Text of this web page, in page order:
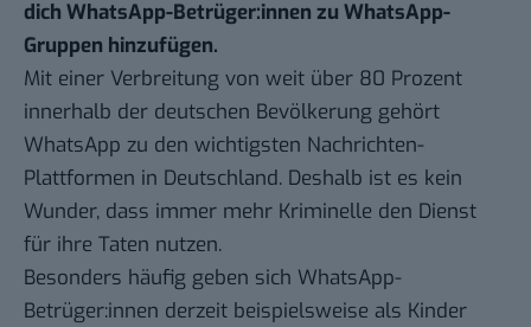
dich WhatsApp-Betrüger:innen zu WhatsApp-
Gruppen hinzufügen.
Mit einer Verbreitung von weit über 80 Prozent
innerhalb der deutschen Bevölkerung gehört
WhatsApp zu den wichtigsten Nachrichten-
Plattformen in Deutschland. Deshalb ist es kein
Wunder, dass immer mehr Kriminelle den Dienst
für ihre Taten nutzen.
Besonders häufig geben sich WhatsApp-
Betrüger:innen derzeit beispielsweise als Kinder